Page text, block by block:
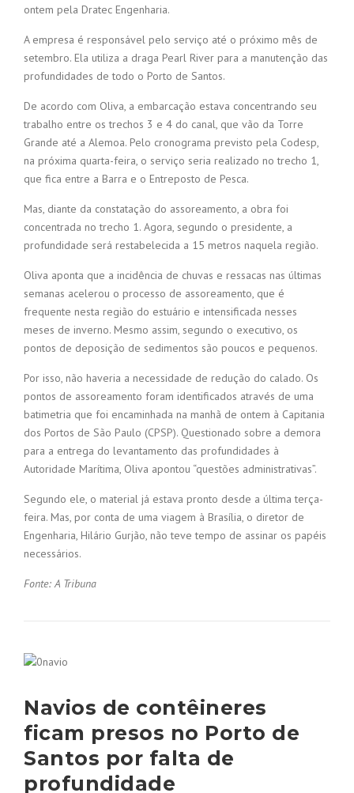
ontem pela Dratec Engenharia.
A empresa é responsável pelo serviço até o próximo mês de
setembro. Ela utiliza a draga Pearl River para a manutenção das
profundidades de todo o Porto de Santos.
De acordo com Oliva, a embarcação estava concentrando seu
trabalho entre os trechos 3 e 4 do canal, que vão da Torre
Grande até a Alemoa. Pelo cronograma previsto pela Codesp,
na próxima quarta-feira, o serviço seria realizado no trecho 1,
que fica entre a Barra e o Entreposto de Pesca.
Mas, diante da constatação do assoreamento, a obra foi
concentrada no trecho 1. Agora, segundo o presidente, a
profundidade será restabelecida a 15 metros naquela região.
Oliva aponta que a incidência de chuvas e ressacas nas últimas
semanas acelerou o processo de assoreamento, que é
frequente nesta região do estuário e intensificada nesses
meses de inverno. Mesmo assim, segundo o executivo, os
pontos de deposição de sedimentos são poucos e pequenos.
Por isso, não haveria a necessidade de redução do calado. Os
pontos de assoreamento foram identificados através de uma
batimetria que foi encaminhada na manhã de ontem à Capitania
dos Portos de São Paulo (CPSP). Questionado sobre a demora
para a entrega do levantamento das profundidades à
Autoridade Marítima, Oliva apontou “questões administrativas”.
Segundo ele, o material já estava pronto desde a última terça-
feira. Mas, por conta de uma viagem à Brasília, o diretor de
Engenharia, Hilário Gurjão, não teve tempo de assinar os papéis
necessários.
Fonte: A Tribuna
Navios de contêineres
ficam presos no Porto de
Santos por falta de
profundidade